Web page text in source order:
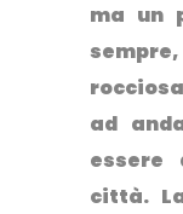
ma un
ad
essere
città.